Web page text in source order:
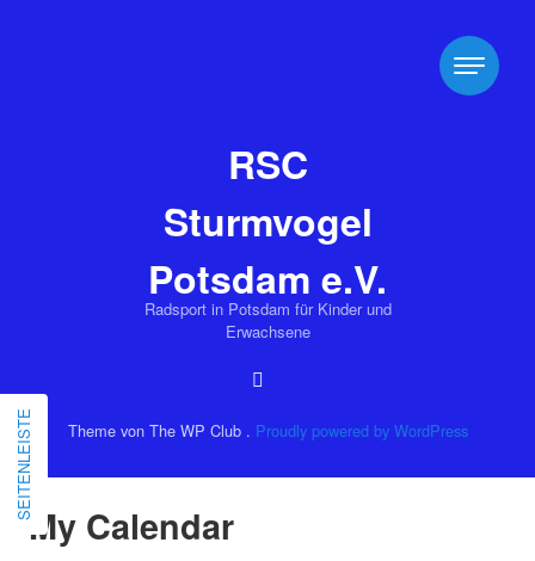
My Calendar
SEITENLEISTE
RSC
Sturmvogel
Potsdam e.V.
Radsport in Potsdam für Kinder und
Erwachsene
Theme von The WP Club . Proudly powered by WordPress